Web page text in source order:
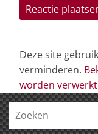
Deze site
verminderen.
worden verwerkt